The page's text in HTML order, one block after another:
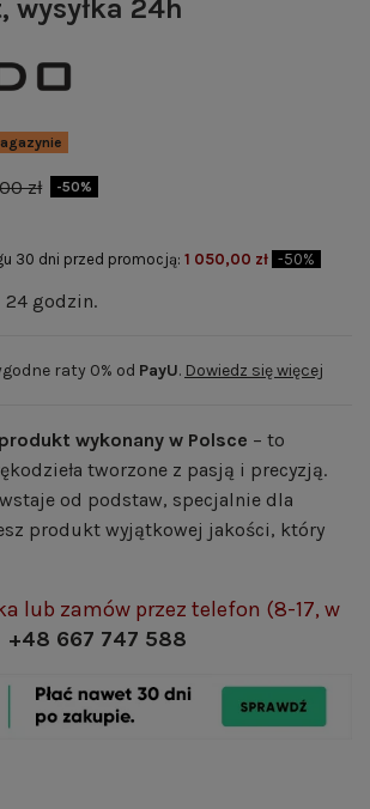
wysyłka 24h
zł -50%
30 dni przed promocją: 1 050,00 zł -50%
24 godzin.
raty 0% od PayU. Dowiedz się więcej
wykonany w Polsce – to
tworzone z pasją i precyzją.
od podstaw, specjalnie dla
produkt wyjątkowej jakości, który
lub zamów przez telefon (8-17, w
+48 667 747 588